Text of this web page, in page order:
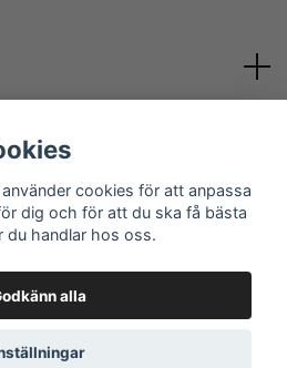
Sweden AB
cookies för att anpassa
dig och för att du ska få bästa
du handlar hos oss.
alla